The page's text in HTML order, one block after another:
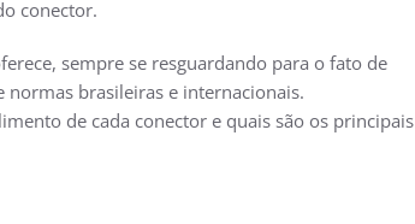
conector.
sempre se resguardando para o fato de
normas brasileiras e internacionais.
de cada conector e quais são os principais